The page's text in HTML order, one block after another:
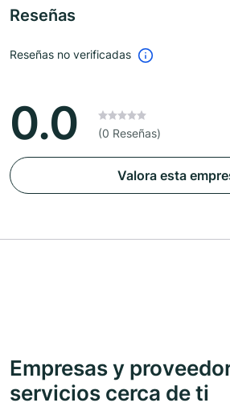
Reseñas
Reseñas no verificadas
0.0 (0 Reseñas)
Valora esta
Empresas y
servicios cerca de ti